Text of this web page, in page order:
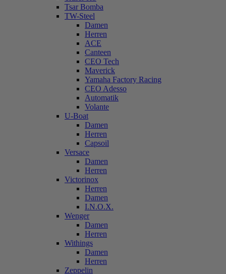
Tsar Bomba
TW-Steel
Damen
Herren
ACE
Canteen
CEO Tech
Maverick
Yamaha Factory Racing
CEO Adesso
Automatik
Volante
U-Boat
Damen
Herren
Capsoil
Versace
Damen
Herren
Victorinox
Herren
Damen
I.N.O.X.
Wenger
Damen
Herren
Withings
Damen
Herren
Zeppelin